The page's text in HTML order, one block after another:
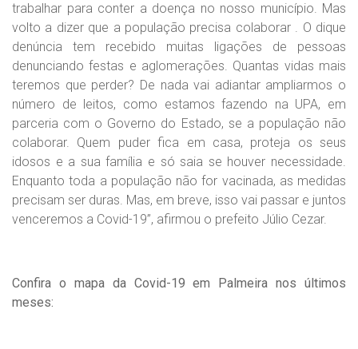
trabalhar para conter a doença no nosso município. Mas
volto a dizer que a população precisa colaborar . O dique
denúncia tem recebido muitas ligações de pessoas
denunciando festas e aglomerações. Quantas vidas mais
teremos que perder? De nada vai adiantar ampliarmos o
número de leitos, como estamos fazendo na UPA, em
parceria com o Governo do Estado, se a população não
colaborar. Quem puder fica em casa, proteja os seus
idosos e a sua família e só saia se houver necessidade.
Enquanto toda a população não for vacinada, as medidas
precisam ser duras. Mas, em breve, isso vai passar e juntos
venceremos a Covid-19”, afirmou o prefeito Júlio Cezar.
Confira o mapa da Covid-19 em Palmeira nos últimos
meses: